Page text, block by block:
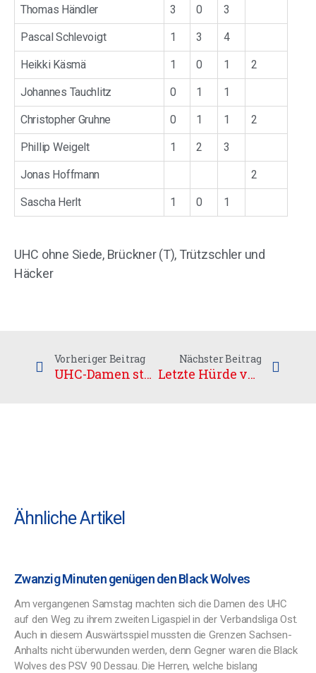
Thomas Händler 3 0 3
Pascal Schlevoigt 1 3 4
Heikki Käsmä 1 0 1 2
Johannes Tauchlitz 0 1 1
Christopher Gruhne 0 1 1 2
Phillip Weigelt 1 2 3
Jonas Hoffmann 2
Sascha Herlt 1 0 1
UHC ohne Siede, Brückner (T), Trützschler und
Häcker
Vorheriger Beitrag
UHC-Damen starten mit erfolgreichem Kleinfeld-Spieltag in das neue Jahr
Nächster Beitrag
Letzte Hürde vor Final4
Ähnliche Artikel
Zwanzig Minuten genügen den Black Wolves
Am vergangenen Samstag machten sich die Damen des UHC
auf den Weg zu ihrem zweiten Ligaspiel in der Verbandsliga Ost.
Auch in diesem Auswärtsspiel mussten die Grenzen Sachsen-
Anhalts nicht überwunden werden, denn Gegner waren die Black
Wolves des PSV 90 Dessau. Die Herren, welche bislang